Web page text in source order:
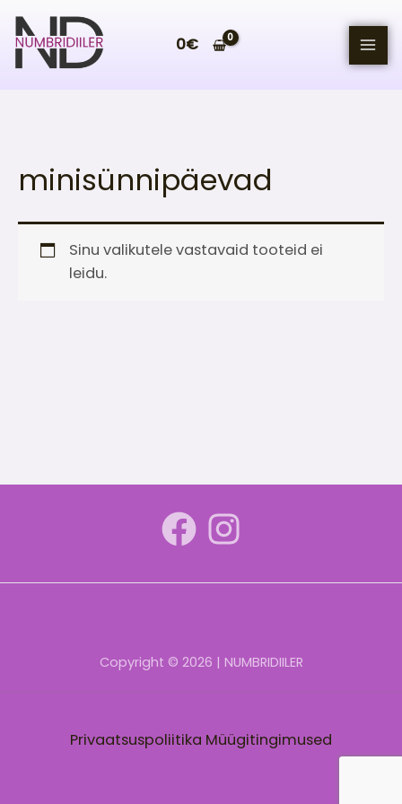
content
0€
minisünnipäevad
Sinu valikutele vastavaid tooteid ei
leidu.
Copyright © 2026 | NUMBRIDIILER
Privaatsuspoliitika Müügitingimused